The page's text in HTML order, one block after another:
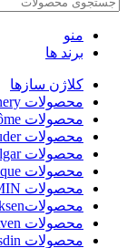
منو
برند ها
کلاژن سازها
محصولات ordinery
محصولات Lancôme
محصولات Estée Lauder
محصولات solgar
محصولات Clinique
محصولات HAIRTAMIN
محصولاتOlehenriksen
محصولات Aven
محصولات isdin